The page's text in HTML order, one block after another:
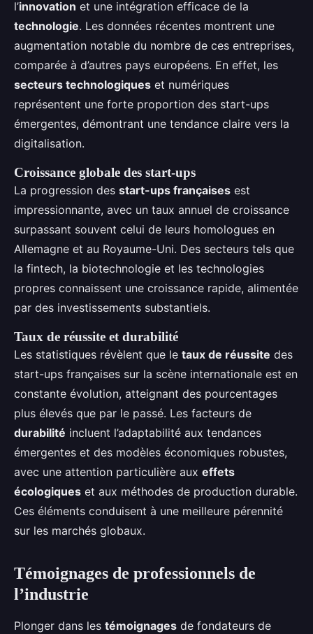
l’innovation et une intégration efficace de la
technologie. Les données récentes montrent une
augmentation notable du nombre de ces entreprises,
comparée à d’autres pays européens. En effet, les
secteurs technologiques et numériques
représentent une forte proportion des start-ups
émergentes, démontrant une tendance claire vers la
digitalisation.
Croissance globale des start-ups
La progression des start-ups françaises est
impressionnante, avec un taux annuel de croissance
surpassant souvent celui de leurs homologues en
Allemagne et au Royaume-Uni. Des secteurs tels que
la fintech, la biotechnologie et les technologies
propres connaissent une croissance rapide, alimentée
par des investissements substantiels.
Taux de réussite et durabilité
Les statistiques révèlent que le taux de réussite des
start-ups françaises sur la scène internationale est en
constante évolution, atteignant des pourcentages
plus élevés que par le passé. Les facteurs de
durabilité incluent l’adaptabilité aux tendances
émergentes et des modèles économiques robustes,
avec une attention particulière aux effets
écologiques et aux méthodes de production durable.
Ces éléments conduisent à une meilleure pérennité
sur les marchés globaux.
Témoignages de professionnels de
l’industrie
Plonger dans les témoignages de fondateurs de